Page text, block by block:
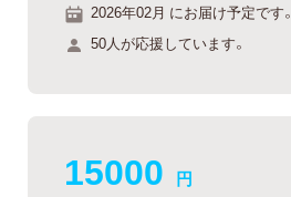
2026年02月 にお届け予定です。
50人が応援しています。
15000 円